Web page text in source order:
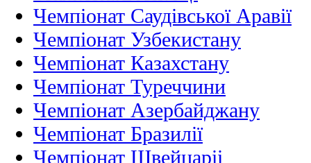
Чемпіонат Саудівської Аравії
Чемпіонат Узбекистану
Чемпіонат Казахстану
Чемпіонат Туреччини
Чемпіонат Азербайджану
Чемпіонат Бразилії
Чемпіонат Швейцаріі